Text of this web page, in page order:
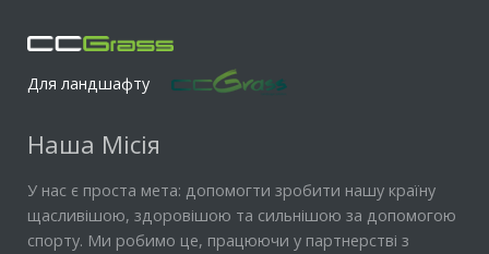
Для ландшафту
Наша Місія
У нас є проста мета: допомогти зробити нашу країну
щасливішою, здоровішою та сильнішою за допомогою
спорту. Ми робимо це, працюючи у партнерстві з